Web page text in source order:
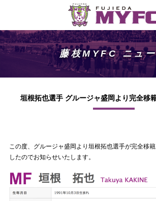
藤枝MYFC ニュ
垣根拓也選手 グルージャ盛岡より完全移
この度、グルージャ盛岡より垣根拓也選手が完全移
したのでお知らせいたします。